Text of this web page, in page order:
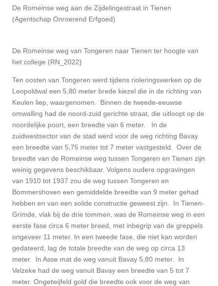
De Romeinse weg aan de Zijdelingestraat in Tienen
(Agentschap Onroerend Erfgoed)
De Romeinse weg van Tongeren naar Tienen ter hoogte van
het college (RN_2022)
Ten oosten van Tongeren werd tijdens rioleringswerken op de
Leopoldwal een 5,80 meter brede kiezel die in de richting van
Keulen liep, waargenomen. Binnen de tweede-eeuwse
omwalling had de noord-zuid gerichte straat, die uitloopt op de
noordelijke poort, een breedte van 6 meter. In de
zuidwestsector van de stad werd voor de weg richting Bavay
een breedte van 5,75 meter tot 7 meter vastgesteld. Over de
breedte van de Romeinse weg tussen Tongeren en Tienen zijn
weinig gegevens beschikbaar. Volgens oudere opgravingen
van 1910 tot 1937 zou de weg tussen Tongeren en
Bommershoven een gemiddelde breedte van 9 meter gehad
hebben en van een solide constructie geweest zijn. In Tienen-
Grimde, vlak bij de drie tommen, was de Romeinse weg in een
eerste fase circa 6 meter breed, met inbegrip van de greppels
ongeveer 11 meter. In een tweede fase, die niet kan worden
gedateerd, lag de totale breedte van de weg op circa 13
meter. In Asse mat de weg vanuit Bavay 5,80 meter. In
Velzeke had de weg vanuit Bavay een breedte van 5 tot 7
meter. Ongetwijfeld gold die breedte ook voor de weg van